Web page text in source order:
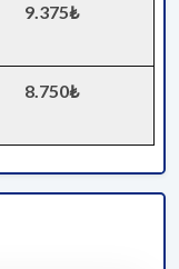
9.375₺
8.750₺